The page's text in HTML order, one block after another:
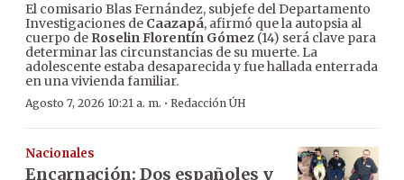
El comisario Blas Fernández, subjefe del Departamento
Investigaciones de Caazapá, afirmó que la autopsia al
cuerpo de Roselin Florentín Gómez (14) será clave para
determinar las circunstancias de su muerte. La
adolescente estaba desaparecida y fue hallada enterrada
en una vivienda familiar.
Agosto 7, 2026 10:21 a. m. · Redacción ÚH
Nacionales
Encarnación: Dos españoles y